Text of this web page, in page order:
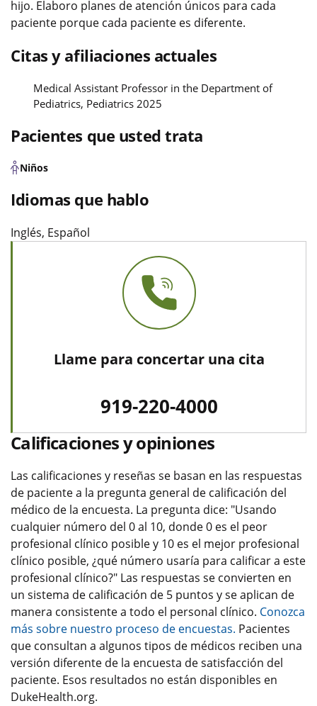
hijo. Elaboro planes de atención únicos para cada
paciente porque cada paciente es diferente.
Citas y afiliaciones actuales
Medical Assistant Professor in the Department of
Pediatrics, Pediatrics 2025
Pacientes que usted trata
Niños
Idiomas que hablo
Inglés, Español
Llame para concertar una cita
919-220-4000
Calificaciones y opiniones
Las calificaciones y reseñas se basan en las respuestas
de paciente a la pregunta general de calificación del
médico de la encuesta. La pregunta dice: "Usando
cualquier número del 0 al 10, donde 0 es el peor
profesional clínico posible y 10 es el mejor profesional
clínico posible, ¿qué número usaría para calificar a este
profesional clínico?" Las respuestas se convierten en
un sistema de calificación de 5 puntos y se aplican de
manera consistente a todo el personal clínico. Conozca
más sobre nuestro proceso de encuestas. Pacientes
que consultan a algunos tipos de médicos reciben una
versión diferente de la encuesta de satisfacción del
paciente. Esos resultados no están disponibles en
DukeHealth.org.